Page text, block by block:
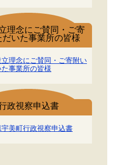
理念にご賛同・ご寄
だいた事業所の皆様
理念にご賛同・ご寄附い
た事業所の皆様
政視察申込書
美町行政視察申込書